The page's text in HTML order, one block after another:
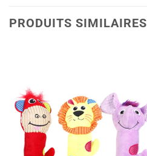
PRODUITS SIMILAIRES